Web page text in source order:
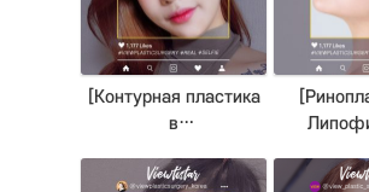
[Контурная пластика
в
Kim Heesun | Plastic